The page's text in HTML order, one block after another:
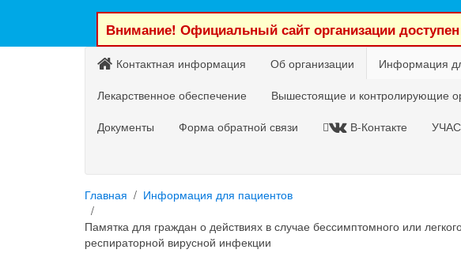
Внимание! Официальный сайт организации
Контактная информация Об организации Информация
Лекарственное обеспечение
Вышестоящие и контролирующие
Документы
Форма обратной связи В-Контакте
Главная
Информация для пациентов
Памятка для граждан о действиях в случае бессимптомного или
респираторной вирусной инфекции